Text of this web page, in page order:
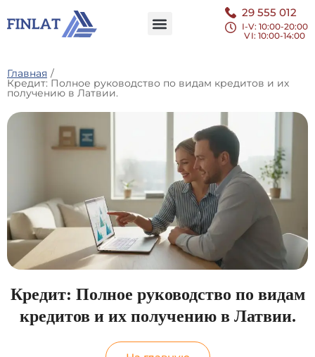
29 555 012
I-V: 10:00-20:00
VI: 10:00-14:00
Главная /
Кредит: Полное руководство по видам кредитов и их
получению в Латвии.
Кредит: Полное руководство по видам
кредитов и их получению в Латвии.